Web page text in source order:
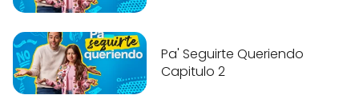
Pa' Seguirte Queriendo
Capitulo 2